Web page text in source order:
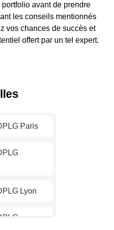
avant de prendre
les conseils mentionnés
vos chances de succès et
offert par un tel expert.
Paris
Lyon